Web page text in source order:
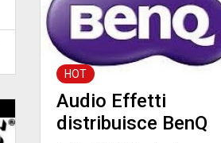
HOT
Audio Effetti
distribuisce BenQ